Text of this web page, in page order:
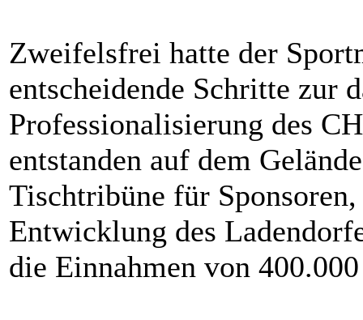
Zweifelsfrei hatte der
entscheidende Schritte zur
Professionalisierung des
entstanden auf dem
Tischtribüne für
Entwicklung des
die Einnahmen von